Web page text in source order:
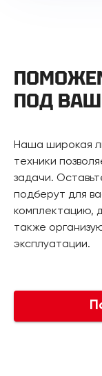
ПОД
Наша широкая
техники
задачи.
подберут для
комплектацию,
также
эксплуатации.